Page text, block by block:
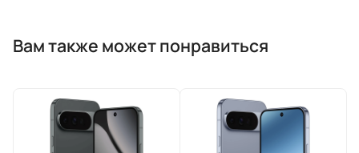
Вам также может понравиться